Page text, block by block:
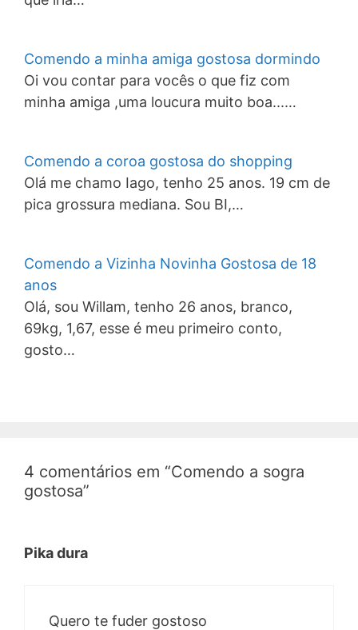
Comendo a minha amiga gostosa dormindo
Oi vou contar para vocês o que fiz com
minha amiga ,uma loucura muito boa...…
Comendo a coroa gostosa do shopping
Olá me chamo Iago, tenho 25 anos. 19 cm de
pica grossura mediana. Sou BI,…
Comendo a Vizinha Novinha Gostosa de 18
anos
Olá, sou Willam, tenho 26 anos, branco,
69kg, 1,67, esse é meu primeiro conto,
gosto…
4 comentários em “Comendo a sogra
gostosa”
Pika dura
Quero te fuder gostoso